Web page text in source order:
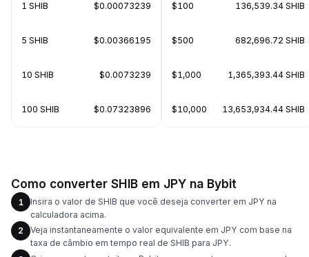
1 SHIB $0.00073239
5 SHIB $0.00366195
10 SHIB $0.0073239
100 SHIB $0.07323896
$100 136,539.34 SHIB
$500 682,696.72 SHIB
$1,000 1,365,393.44 SHIB
$10,000 13,653,934.44 SHIB
Como converter SHIB em JPY na Bybit
1
Insira o valor de SHIB que você deseja converter em JPY na
calculadora acima.
2
Veja instantaneamente o valor equivalente em JPY com base na
taxa de câmbio em tempo real de SHIB para JPY.